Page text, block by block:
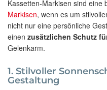
Kassetten-Markisen sind eine
Markisen, wenn es um
nicht nur eine persönliche
einen zusätzlichen Schutz
Gelenkarm.
1. Stilvoller
Gestaltung